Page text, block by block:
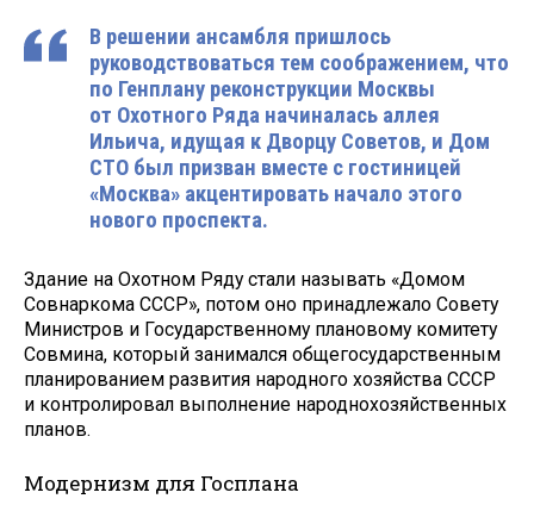
В решении ансамбля пришлось
руководствоваться тем соображением, что
по Генплану реконструкции Москвы
от Охотного Ряда начиналась аллея
Ильича, идущая к Дворцу Советов, и Дом
СТО был призван вместе с гостиницей
«Москва» акцентировать начало этого
нового проспекта.
Здание на Охотном Ряду стали называть «Домом
Совнаркома СССР», потом оно принадлежало Совету
Министров и Государственному плановому комитету
Совмина, который занимался общегосударственным
планированием развития народного хозяйства СССР
и контролировал выполнение народнохозяйственных
планов.
Модернизм для Госплана